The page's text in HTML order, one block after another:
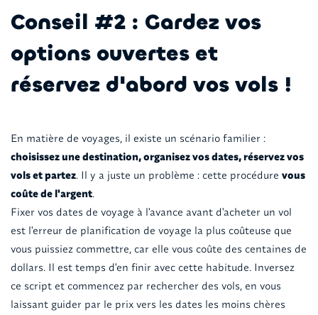
Conseil #2 : Gardez vos
options ouvertes et
réservez d'abord vos vols !
En matière de voyages, il existe un scénario familier :
choisissez une destination, organisez vos dates, réservez vos
vols et partez. Il y a juste un problème : cette procédure vous
coûte de l'argent.
Fixer vos dates de voyage à l'avance avant d'acheter un vol
est l'erreur de planification de voyage la plus coûteuse que
vous puissiez commettre, car elle vous coûte des centaines de
dollars. Il est temps d'en finir avec cette habitude. Inversez
ce script et commencez par rechercher des vols, en vous
laissant guider par le prix vers les dates les moins chères